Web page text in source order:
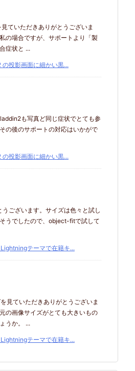
ていただきありがとうございま
の場合ですが、サポートより「製
症状と ...
投影画面に細かい黒...
も写真ど同じ症状でとても参
の後のサポートの対応はいかがで
投影画面に細かい黒...
うございます。サイズは色々と試し
うでしたので、object-fitで試して
Lightningテーマで在籍キ...
見ていただきありがとうございま
の画像サイズがとても大きいもの
うか。 ...
Lightningテーマで在籍キ...